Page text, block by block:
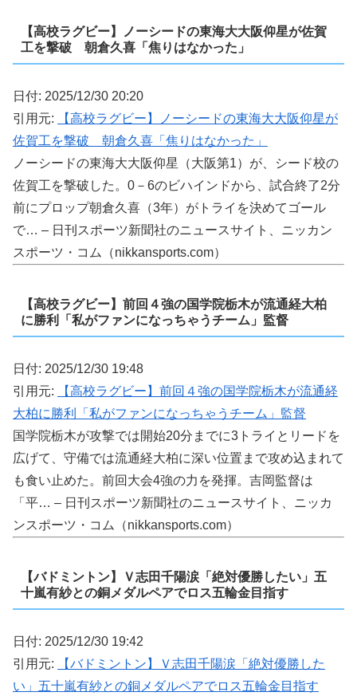
【高校ラグビー】ノーシードの東海大大阪仰星が佐賀
工を撃破 朝倉久喜「焦りはなかった」
日付: 2025/12/30 20:20
引用元:
【高校ラグビー】ノーシードの東海大大阪仰星が
佐賀工を撃破 朝倉久喜「焦りはなかった」
ノーシードの東海大大阪仰星（大阪第1）が、シード校の
佐賀工を撃破した。0－6のビハインドから、試合終了2分
前にプロップ朝倉久喜（3年）がトライを決めてゴール
で… – 日刊スポーツ新聞社のニュースサイト、ニッカン
スポーツ・コム（nikkansports.com）
【高校ラグビー】前回４強の国学院栃木が流通経大柏
に勝利「私がファンになっちゃうチーム」監督
日付: 2025/12/30 19:48
引用元:
【高校ラグビー】前回４強の国学院栃木が流通経
大柏に勝利「私がファンになっちゃうチーム」監督
国学院栃木が攻撃では開始20分までに3トライとリードを
広げて、守備では流通経大柏に深い位置まで攻め込まれて
も食い止めた。前回大会4強の力を発揮。吉岡監督は
「平… – 日刊スポーツ新聞社のニュースサイト、ニッカ
ンスポーツ・コム（nikkansports.com）
【バドミントン】Ｖ志田千陽涙「絶対優勝したい」五
十嵐有紗との銅メダルペアでロス五輪金目指す
日付: 2025/12/30 19:42
引用元:
【バドミントン】Ｖ志田千陽涙「絶対優勝した
い」五十嵐有紗との銅メダルペアでロス五輪金目指す